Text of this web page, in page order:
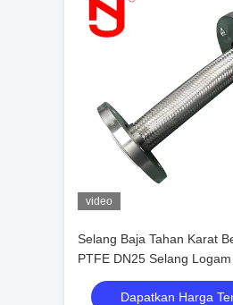
video
Selang Baja Tahan Karat
PTFE DN25 Selang Logam
Bergelombang untuk
Dapatkan Harga